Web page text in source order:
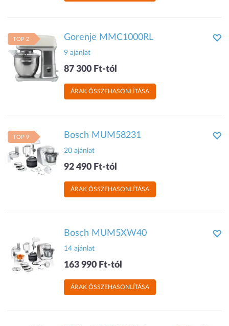
TOP 2 Gorenje MMC1000RL
9 ajánlat
87 300 Ft-tól
ÁRAK ÖSSZEHASONLÍTÁSA
TOP 9 Bosch MUM58231
20 ajánlat
92 490 Ft-tól
ÁRAK ÖSSZEHASONLÍTÁSA
Bosch MUM5XW40
14 ajánlat
163 990 Ft-tól
ÁRAK ÖSSZEHASONLÍTÁSA